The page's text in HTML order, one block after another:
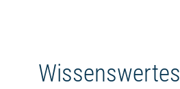
Wissenswertes